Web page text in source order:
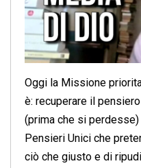
Oggi la Missione
è: recuperare il
(prima che si
Pensieri Unici che
ciò che giusto e di